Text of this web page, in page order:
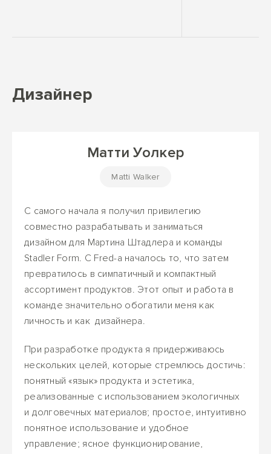
Дизайнер
Матти Уолкер
Matti Walker
С самого начала я получил привилегию
совместно разрабатывать и заниматься
дизайном для Мартина Штадлера и команды
Stadler Form. С Fred-а началось то, что затем
превратилось в симпатичный и компактный
ассортимент продуктов. Этот опыт и работа в
команде значительно обогатили меня как
личность и как дизайнера.
При разработке продукта я придерживаюсь
нескольких целей, которые стремлюсь достичь:
понятный «язык» продукта и эстетика,
реализованные с использованием экологичных
и долговечных материалов; простое, интуитивно
понятное использование и удобное
управление; ясное функционирование,